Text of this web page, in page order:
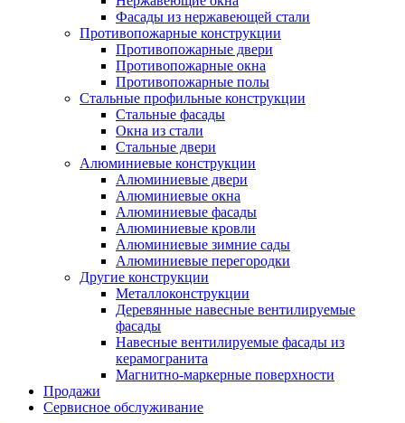
Фасады из нержавеющей стали
Противопожарные конструкции
Противопожарные двери
Противопожарные окна
Противопожарные полы
Стальные профильные конструкции
Стальные фасады
Окна из стали
Стальные двери
Алюминиевые конструкции
Алюминиевые двери
Алюминиевые окна
Алюминиевые фасады
Алюминиевые кровли
Алюминиевые зимние сады
Алюминиевые перегородки
Другие конструкции
Металлоконструкции
Деревянные навесные вентилируемые
фасады
Навесные вентилируемые фасады из
керамогранита
Магнитно-маркерные поверхности
Продажи
Сервисное обслуживание